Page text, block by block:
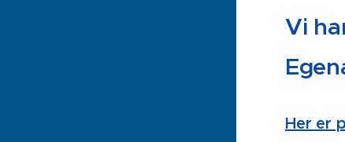
Vi
Her er